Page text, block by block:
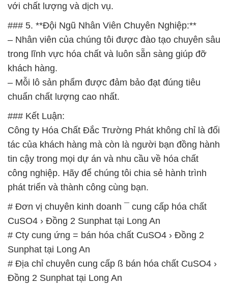
với chất lượng và dịch vụ.
### 5. **Đội Ngũ Nhân Viên Chuyên Nghiệp:**
– Nhân viên của chúng tôi được đào tạo chuyên sâu
trong lĩnh vực hóa chất và luôn sẵn sàng giúp đỡ
khách hàng.
– Mỗi lô sản phẩm được đảm bảo đạt đúng tiêu
chuẩn chất lượng cao nhất.
### Kết Luận:
Công ty Hóa Chất Đắc Trường Phát không chỉ là đối
tác của khách hàng mà còn là người bạn đồng hành
tin cậy trong mọi dự án và nhu cầu về hóa chất
công nghiệp. Hãy để chúng tôi chia sẻ hành trình
phát triển và thành công cùng bạn.
# Đơn vị chuyên kinh doanh ¯ cung cấp hóa chất
CuSO4 › Đồng 2 Sunphat tại Long An
# Cty cung ứng = bán hóa chất CuSO4 › Đồng 2
Sunphat tại Long An
# Địa chỉ chuyên cung cấp ß bán hóa chất CuSO4 ›
Đồng 2 Sunphat tại Long An